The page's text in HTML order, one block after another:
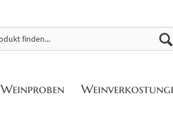
Weinproben